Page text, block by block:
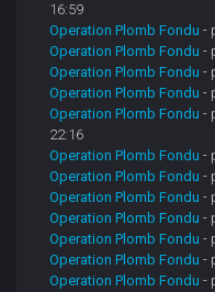
16:59
Operation Plomb Fondu -
Operation Plomb Fondu -
Operation Plomb Fondu -
Operation Plomb Fondu -
Operation Plomb Fondu -
22:16
Operation Plomb Fondu -
Operation Plomb Fondu -
Operation Plomb Fondu -
Operation Plomb Fondu -
Operation Plomb Fondu -
Operation Plomb Fondu -
Operation Plomb Fondu -